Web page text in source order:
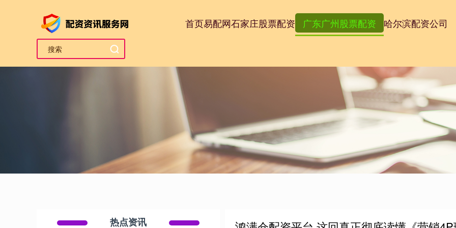
首页易配网石家庄股票配资 广东广州股票配资 哈尔滨配资公司
热点资讯